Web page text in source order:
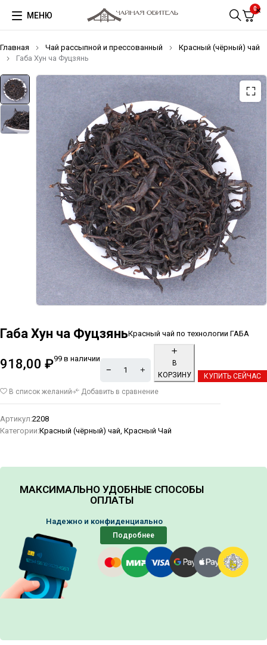
МЕНЮ
0
Главная Чай рассыпной и прессованный
Красный (чёрный) чай
Габа Хун ча Фуцзянь
Габа Хун ча ФуцзяньКрасный чай по технологии ГАБА
918,00 ₽99 в наличии
В
КОРЗИНУ
КУПИТЬ СЕЙЧАС
В список желаний Добавить в сравнение
Артикул:2208
Категории:Красный (чёрный) чай, Красный Чай
МАКСИМАЛЬНО УДОБНЫЕ СПОСОБЫ
ОПЛАТЫ
Надежно и конфиденциально
Подробнее